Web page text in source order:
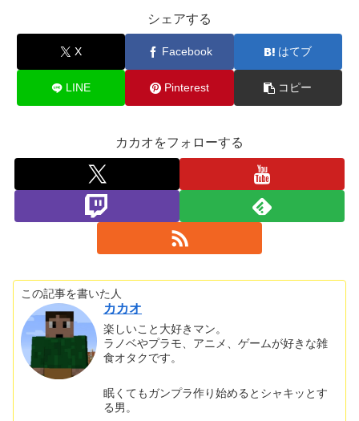
シェアする
X Facebook はてブ
LINE Pinterest コピー
カカオをフォローする
この記事を書いた人
カカオ
楽しいこと大好きマン。
ラノベやプラモ、アニメ、ゲームが好きな雑
食オタクです。
眠くてもガンプラ作り始めるとシャキッとす
る男。